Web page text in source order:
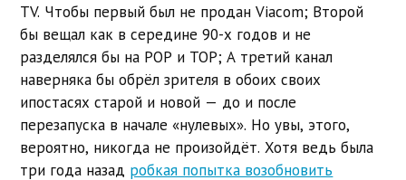
TV. Чтобы первый был не продан Viacom; Второй
бы вещал как в середине 90-х годов и не
разделялся бы на POP и TOP; А третий канал
наверняка бы обрёл зрителя в обоих своих
ипостасях старой и новой — до и после
перезапуска в начале «нулевых». Но увы, этого,
вероятно, никогда не произойдёт. Хотя ведь была
три года назад робкая попытка возобновить